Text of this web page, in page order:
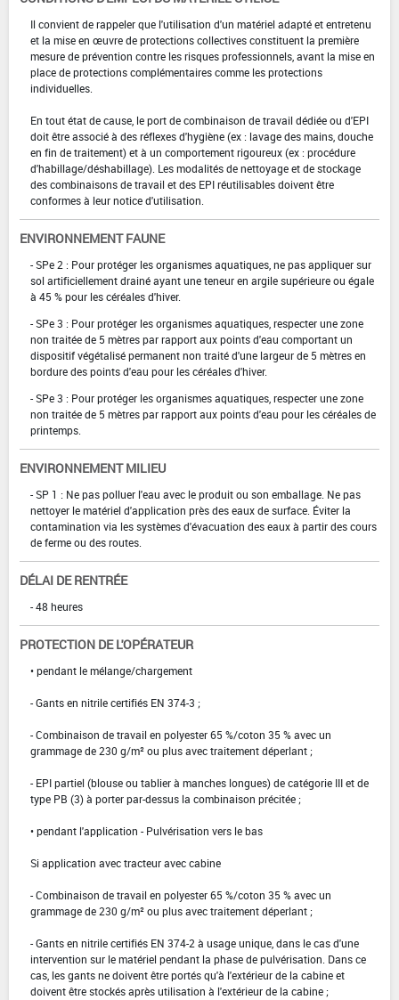
Il convient de rappeler que l'utilisation d'un matériel adapté et entretenu
et la mise en œuvre de protections collectives constituent la première
mesure de prévention contre les risques professionnels, avant la mise en
place de protections complémentaires comme les protections
individuelles.
En tout état de cause, le port de combinaison de travail dédiée ou d'EPI
doit être associé à des réflexes d'hygiène (ex : lavage des mains, douche
en fin de traitement) et à un comportement rigoureux (ex : procédure
d'habillage/déshabillage). Les modalités de nettoyage et de stockage
des combinaisons de travail et des EPI réutilisables doivent être
conformes à leur notice d'utilisation.
ENVIRONNEMENT FAUNE
- SPe 2 : Pour protéger les organismes aquatiques, ne pas appliquer sur
sol artificiellement drainé ayant une teneur en argile supérieure ou égale
à 45 % pour les céréales d'hiver.
- SPe 3 : Pour protéger les organismes aquatiques, respecter une zone
non traitée de 5 mètres par rapport aux points d'eau comportant un
dispositif végétalisé permanent non traité d'une largeur de 5 mètres en
bordure des points d'eau pour les céréales d'hiver.
- SPe 3 : Pour protéger les organismes aquatiques, respecter une zone
non traitée de 5 mètres par rapport aux points d'eau pour les céréales de
printemps.
ENVIRONNEMENT MILIEU
- SP 1 : Ne pas polluer l'eau avec le produit ou son emballage. Ne pas
nettoyer le matériel d'application près des eaux de surface. Éviter la
contamination via les systèmes d'évacuation des eaux à partir des cours
de ferme ou des routes.
DÉLAI DE RENTRÉE
- 48 heures
PROTECTION DE L'OPÉRATEUR
• pendant le mélange/chargement
- Gants en nitrile certifiés EN 374-3 ;
- Combinaison de travail en polyester 65 %/coton 35 % avec un
grammage de 230 g/m² ou plus avec traitement déperlant ;
- EPI partiel (blouse ou tablier à manches longues) de catégorie III et de
type PB (3) à porter par-dessus la combinaison précitée ;
• pendant l'application - Pulvérisation vers le bas
Si application avec tracteur avec cabine
- Combinaison de travail en polyester 65 %/coton 35 % avec un
grammage de 230 g/m² ou plus avec traitement déperlant ;
- Gants en nitrile certifiés EN 374-2 à usage unique, dans le cas d'une
intervention sur le matériel pendant la phase de pulvérisation. Dans ce
cas, les gants ne doivent être portés qu'à l'extérieur de la cabine et
doivent être stockés après utilisation à l'extérieur de la cabine ;